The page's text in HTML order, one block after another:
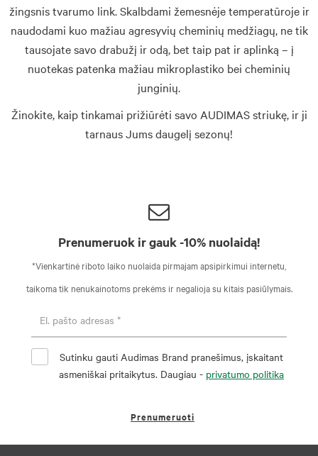
žingsnis tvarumo link. Skalbdami žemesnėje temperatūroje ir
naudodami kuo mažiau agresyvių cheminių medžiagų, ne tik
tausojate savo drabužį ir odą, bet taip pat ir aplinką – į
nuotekas patenka mažiau mikroplastiko bei cheminių
junginių.
Žinokite, kaip tinkamai prižiūrėti savo AUDIMAS striukę, ir ji
tarnaus Jums daugelį sezonų!
Prenumeruok ir gauk -10% nuolaidą!
*Vienkartinė riboto laiko nuolaida pirmajam apsipirkimui internetu,
taikoma tik nenukainotoms prekėms ir negalioja su kitais pasiūlymais.
Sutinku gauti Audimas Brand pranešimus, įskaitant
asmeniškai pritaikytus. Daugiau - privatumo politika
Prenumeruoti